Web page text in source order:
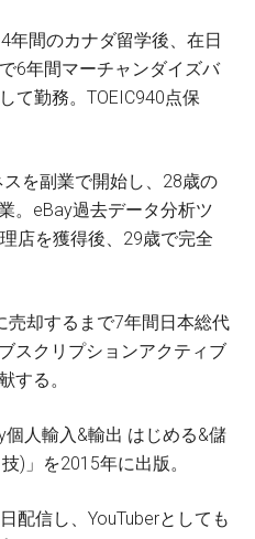
年間のカナダ留学後、在日
6年間マーチャンダイズバ
て勤務。TOEIC940点保
を副業で開始し、28歳の
。eBay過去データ分析ツ
店を獲得後、29歳で完全
売却するまで7年間日本総代
スクリプションアクティブ
する。
人輸入&輸出 はじめる&儲
)」を2015年に出版。
配信し、YouTuberとしても